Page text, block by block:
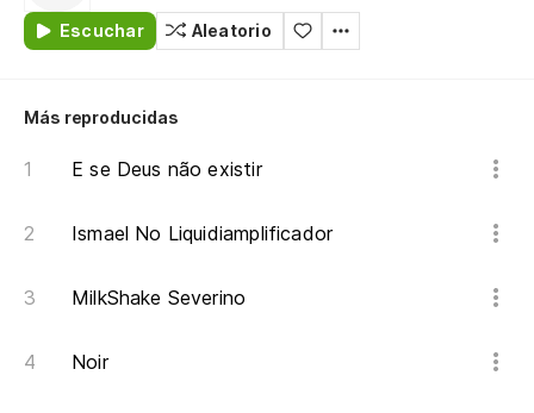
Escuchar Aleatorio
Más reproducidas
E se Deus não existir
Ismael No Liquidiamplificador
MilkShake Severino
Noir